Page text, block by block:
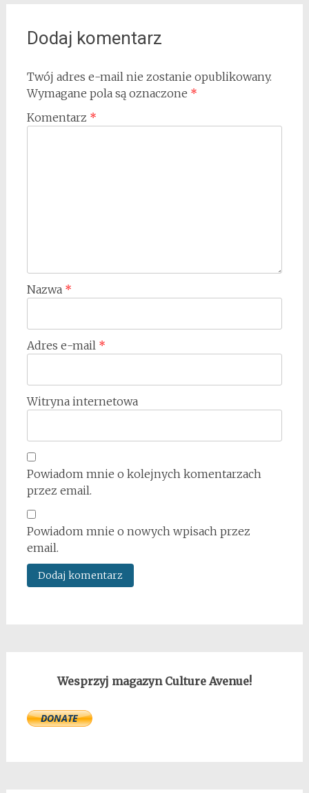
Dodaj komentarz
Twój adres e-mail nie zostanie opublikowany.
Wymagane pola są oznaczone *
Komentarz *
Nazwa *
Adres e-mail *
Witryna internetowa
Powiadom mnie o kolejnych komentarzach
przez email.
Powiadom mnie o nowych wpisach przez
email.
Wesprzyj magazyn Culture Avenue!